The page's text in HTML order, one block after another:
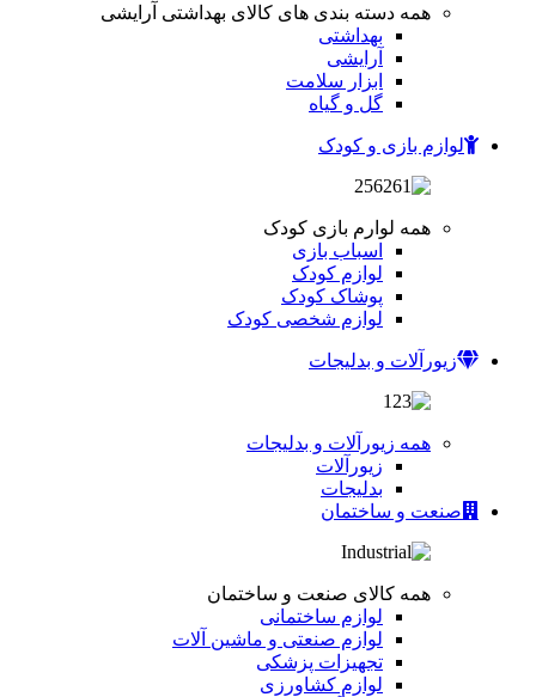
همه دسته بندی های کالای بهداشتی آرایشی
بهداشتی
آرایشی
ابزار سلامت
گل و گیاه
لوازم بازی و کودک
همه لوارم بازی کودک
اسباب بازی
لوازم کودک
پوشاک کودک
لوازم شخصی کودک
زیورآلات و بدلیجات
همه زیورآلات و بدلیجات
زیورآلات
بدلیجات
صنعت و ساختمان
همه کالای صنعت و ساختمان
لوازم ساختمانی
لوازم صنعتی و ماشین آلات
تجهیزات پزشکی
لوازم کشاورزی